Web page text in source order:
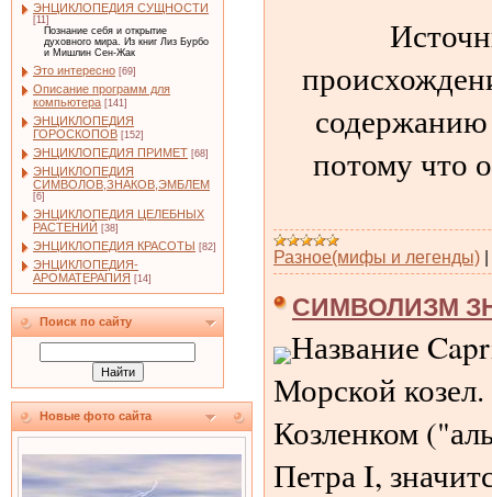
ЭНЦИКЛОПЕДИЯ СУЩНОСТИ
[11]
Познание себя и открытие
духовного мира. Из книг Лиз Бурбо
и Мишлин Сен-Жак
Это интересно [69]
Описание программ для
компьютера [141]
ЭНЦИКЛОПЕДИЯ
ГОРОСКОПОВ [152]
ЭНЦИКЛОПЕДИЯ ПРИМЕТ [68]
ЭНЦИКЛОПЕДИЯ
СИМВОЛОВ,ЗНАКОВ,ЭМБЛЕМ
[6]
ЭНЦИКЛОПЕДИЯ ЦЕЛЕБНЫХ
РАСТЕНИЙ [38]
ЭНЦИКЛОПЕДИЯ КРАСОТЫ [82]
ЭНЦИКЛОПЕДИЯ-
АРОМАТЕРАПИЯ [14]
Поиск по сайту
Новые фото сайта
потому что
Разное(мифы и легенды) |
СИМВОЛИЗМ
Название
Морской козел.
Козленком
Петра I,